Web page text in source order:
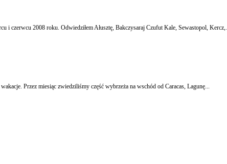
czerwcu 2008 roku. Odwiedziłem Ałusztę, Bakczysaraj Czufut Kale, Sewastopol, Kercz,...
Przez miesiąc zwiedziliśmy część wybrzeża na wschód od Caracas, Lagunę...